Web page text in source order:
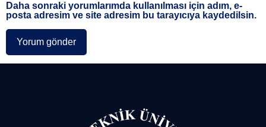
Daha sonraki yorumlarımda kullanılması için adım, e-
posta adresim ve site adresim bu tarayıcıya kaydedilsin.